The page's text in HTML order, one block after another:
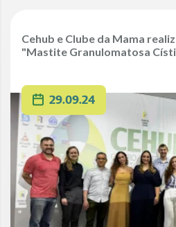
Cehub e Clube da Mama
"Mastite Granulomatosa
29.09.24